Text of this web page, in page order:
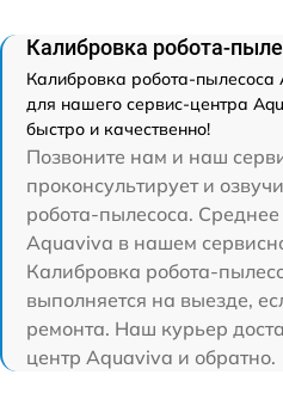
Калибровка робота-
Калибровка робота-
для нашего сервис-центра
быстро и качественно!
Позвоните нам и наш
проконсультирует и
робота-пылесоса.
Aquaviva в нашем
Калибровка робота-
выполняется на выезде,
ремонта. Наш курьер
центр Aquaviva и обратно.